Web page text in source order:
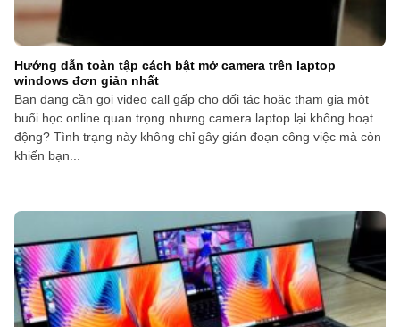
Hướng dẫn toàn tập cách bật mở camera trên laptop
windows đơn giản nhất
Bạn đang cần gọi video call gấp cho đối tác hoặc tham gia một
buổi học online quan trọng nhưng camera laptop lại không hoạt
động? Tình trạng này không chỉ gây gián đoạn công việc mà còn
khiến bạn...